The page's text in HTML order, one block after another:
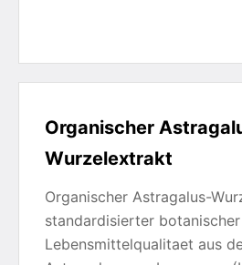
Organischer
Wurzelextrakt
Organischer Astragalus-
standardisierter
Lebensmittelqualitaet aus